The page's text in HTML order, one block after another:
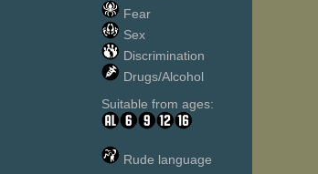
Fear
Sex
Discrimination
Drugs/Alcohol
Suitable from ages:
Rude language